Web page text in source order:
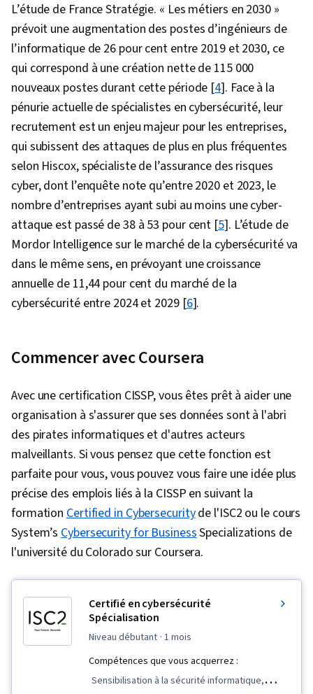
Sécurité des données, Continuité des activités,
Planification de la continuité des activités,
Gestion de la sécurité, Sensibilisation à la
sécurité, Gouvernance, Gestion des incidents,
Configuration du système, Contrôles de
sécurité, Recouvrement des services, Gestion
de crise, Cyber-gouvernance, Risque
cybernétique, Politiques de cybersécurité,
Cadre de gestion des risques, Éthique des
données, Gouvernance des données, Sécurité
des infrastructures, Accès aux données,
Autorisation (informatique), Sécurité des
systèmes d'information, Provisionnement des
utilisateurs, Authentifications, Authentification
multifactorielle, Gestion des identités et des
accès, Sécurité des entreprises, Services en
distribué (DDoS), Détection des menaces,
Modèle de réseau, Architecture de la sécurité
informatique, Mise en réseau générale, Centres
de données, Protocoles de réseau, Modèles
OSI, Sécurité de l'informatique en nuage,
Planification et conception de réseaux,
Détection et prévention des intrusions,
Cryptage, Surveillance du système,
Administration des réseaux, Cryptographie,
Opérations informatiques, Surveillance des
logiciels, Contrôles généraux des technologies
de l'information (ITGC), Contrôle continu
L’étude de France Stratégie. « Les métiers en 2030 »
prévoit une augmentation des postes d’ingénieurs de
l’informatique de 26 pour cent entre 2019 et 2030, ce
qui correspond à une création nette de 115 000
nouveaux postes durant cette période [4]. Face à la
pénurie actuelle de spécialistes en cybersécurité, leur
recrutement est un enjeu majeur pour les entreprises,
qui subissent des attaques de plus en plus fréquentes
selon Hiscox, spécialiste de l’assurance des risques
cyber, dont l’enquête note qu’entre 2020 et 2023, le
nombre d’entreprises ayant subi au moins une cyber-
attaque est passé de 38 à 53 pour cent [5]. L’étude de
Mordor Intelligence sur le marché de la cybersécurité va
dans le même sens, en prévoyant une croissance
annuelle de 11,44 pour cent du marché de la
cybersécurité entre 2024 et 2029 [6].
Commencer avec Coursera
Avec une certification CISSP, vous êtes prêt à aider une
organisation à s'assurer que ses données sont à l'abri
des pirates informatiques et d'autres acteurs
malveillants. Si vous pensez que cette fonction est
parfaite pour vous, vous pouvez vous faire une idée plus
précise des emplois liés à la CISSP en suivant la
formationCertified in Cybersecurityde l'ISC2 ou le cours
System’sCybersecurity for BusinessSpecializations de
l'université du Colorado sur Coursera.
Certifié en cybersécurité
Spécialisation
niveau débutant · 1 mois
Compétences que vous acquerrez :
Sensibilisation à la sécurité informatique,